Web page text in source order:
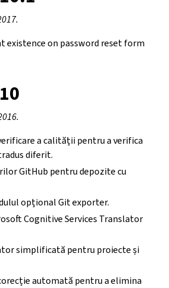
existence on password reset form
a calității pentru a verifica
diferit.
GitHub pentru depozite cu
opțional Git exporter.
Cognitive Services Translator
simplificată pentru proiecte și
automată pentru a elimina